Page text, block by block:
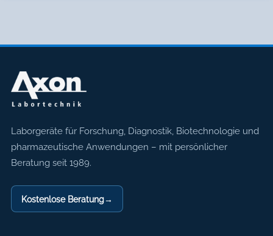
Axon Labortechnik
Laborgeräte für Forschung, Diagnostik, Biotechnologie und
pharmazeutische Anwendungen – mit persönlicher
Beratung seit 1989.
Kostenlose Beratung→